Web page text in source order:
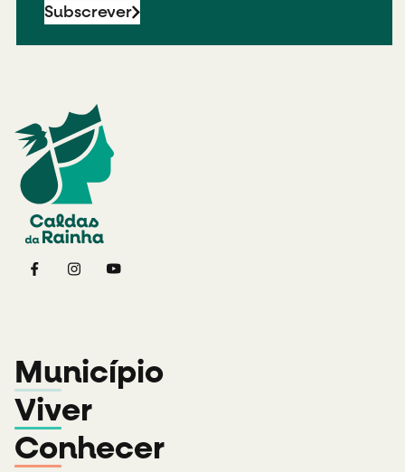
Subscrever
Município
Viver
Conhecer